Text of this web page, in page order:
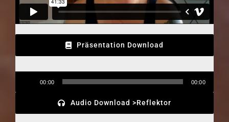
Präsentation Download
Audio-
Player
00:00 00:00
Audio Download >Reflektor